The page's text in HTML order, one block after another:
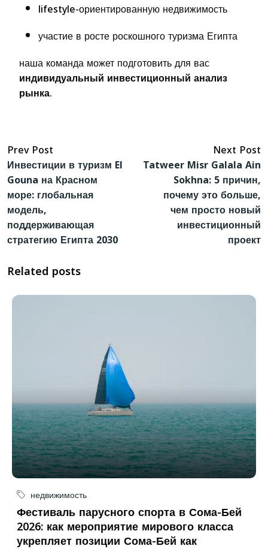
lifestyle-ориентированную недвижимость
участие в росте роскошного туризма Египта
наша команда может подготовить для вас
индивидуальный инвестиционный анализ
рынка.
Prev Post
Инвестиции в туризм El
Gouna на Красном
море: глобальная
модель,
поддерживающая
стратегию Египта 2030
Next Post
Tatweer Misr Galala Ain
Sokhna: 5 причин,
почему это больше,
чем просто новый
инвестиционный
проект
Related posts
недвижимость
Фестиваль парусного спорта в Сома-Бей
2026: как мероприятие мирового класса
укрепляет позиции Сома-Бей как